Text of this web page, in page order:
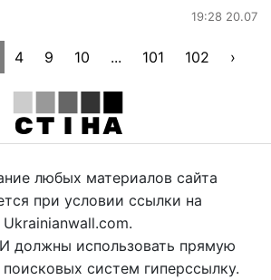
19:28 20.07
4 9 10 ... 101 102 ›
любых материалов сайта
при условии ссылки на
Ukrainianwall.com.
должны использовать прямую
систем гиперссылку.